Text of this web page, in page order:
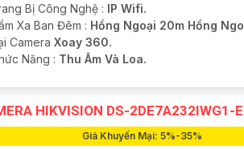
Bị Công Nghệ : IP Wifi.
Xa Ban Đêm : Hồng Ngoại 20m Hồng
Camera Xoay 360.
Năng : Thu Âm Và Loa.
HIKVISION DS-2DE7A232IWG1-
Giá Khuyến Mại: 5%-35%